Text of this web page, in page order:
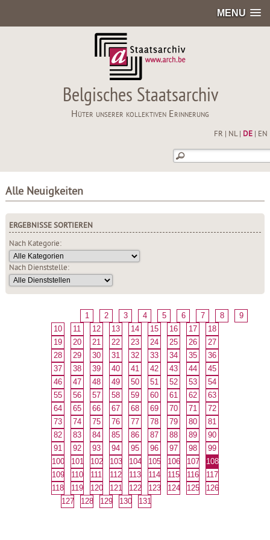
MENU
Belgisches Staatsarchiv
Hüter unserer kollektiven Erinnerung
FR NL| DE| EN
Alle Neuigkeiten
ERGEBNISSE SORTIEREN
Nach Kategorie:
Nach Dienststelle:
1 2 3 4 5 6 7 8
9
10
11 12 13 14 15 16 17
18
19
20 21 22 23 24 25 26
27
28
29 30 31 32 33 34 35
36
37
38 39 40 41 42 43 44
45
46
47 48 49 50 51 52 53
54
55
56 57 58 59 60 61 62
63
64
65 66 67 68 69 70 71
72
73
74 75 76 77 78 79 80
81
82
83 84 85 86 87 88 89
90
91
92 93 94 95 96 97 98
99
100
101 102 103 104 105 106 107
108
109
110 111 112 113 114 115 116
117
118
119 120 121 122 123 124 125
126
127
128 129 130 131